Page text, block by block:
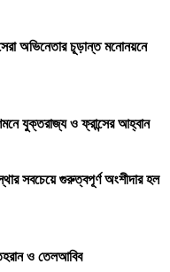
অভিনেতার চূড়ান্ত মনোনয়নে
যুক্তরাজ্য ও ফ্রান্সের আহ্বান
সবচেয়ে গুরুত্বপূর্ণ অংশীদার হল
ও তেলআবিব